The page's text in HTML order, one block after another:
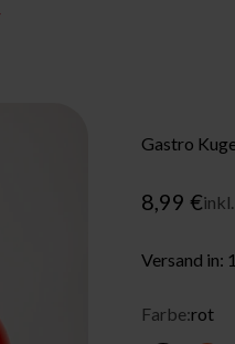
Gastro
Angebot
8,99 €
Versand in:
Farbe:rot